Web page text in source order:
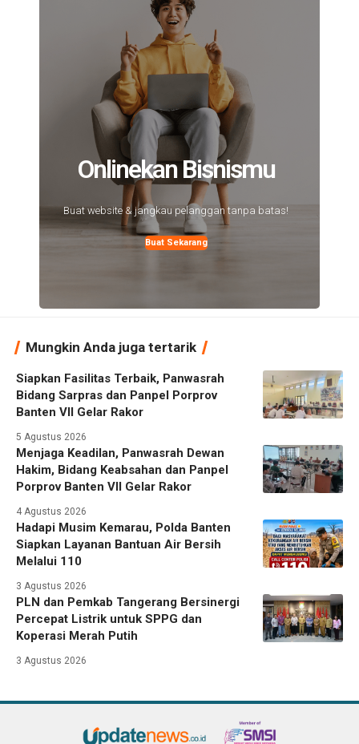
Onlinekan Bisnismu
Buat website & jangkau pelanggan tanpa batas!
Buat Sekarang
Mungkin Anda juga tertarik
Siapkan Fasilitas Terbaik, Panwasrah
Bidang Sarpras dan Panpel Porprov
Banten VII Gelar Rakor
5 Agustus 2026
Menjaga Keadilan, Panwasrah Dewan
Hakim, Bidang Keabsahan dan Panpel
Porprov Banten VII Gelar Rakor
4 Agustus 2026
Hadapi Musim Kemarau, Polda Banten
Siapkan Layanan Bantuan Air Bersih
Melalui 110
3 Agustus 2026
PLN dan Pemkab Tangerang Bersinergi
Percepat Listrik untuk SPPG dan
Koperasi Merah Putih
3 Agustus 2026